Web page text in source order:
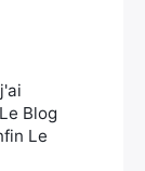
Blog
Le